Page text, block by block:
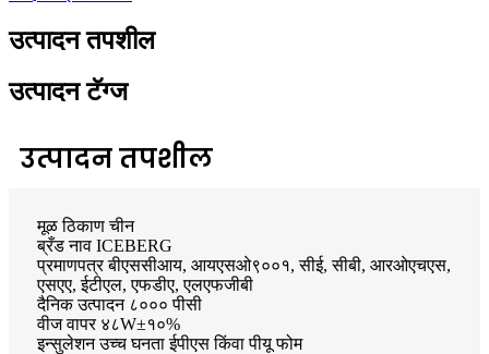
उत्पादन तपशील
उत्पादन टॅग्ज
उत्पादन तपशील
मूळ ठिकाण चीन
ब्रँड नाव ICEBERG
प्रमाणपत्र बीएससीआय, आयएसओ९००१, सीई, सीबी, आरओएचएस,
एसएए, ईटीएल, एफडीए, एलएफजीबी
दैनिक उत्पादन ८००० पीसी
वीज वापर ४८W±१०%
इन्सुलेशन उच्च घनता ईपीएस किंवा पीयू फोम